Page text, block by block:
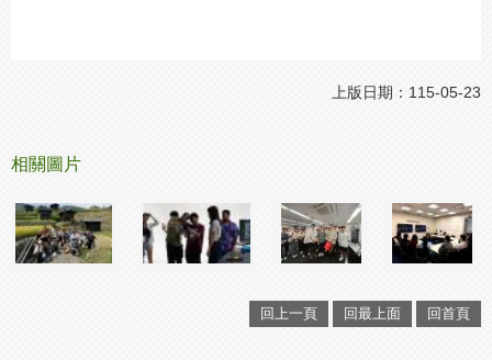
上版日期：115-05-23
相關圖片
回上一頁 回最上面 回首頁